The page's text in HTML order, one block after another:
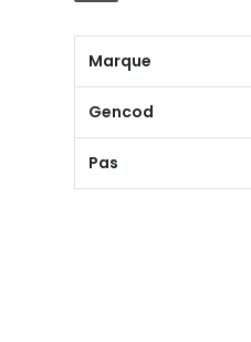
Marque
Gencod
Pas